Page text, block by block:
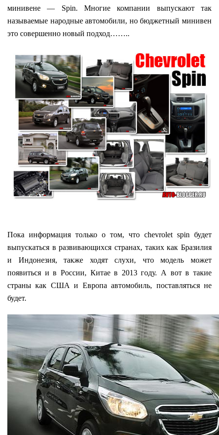
минивене — Spin. Многие компании выпускают так
называемые народные автомобили, но бюджетный минивен
это совершенно новый подход……..
Пока информация только о том, что chevrolet spin будет
выпускаться в развивающихся странах, таких как Бразилия
и Индонезия, также ходят слухи, что модель может
появиться и в России, Китае в 2013 году. А вот в такие
страны как США и Европа автомобиль, поставляться не
будет.